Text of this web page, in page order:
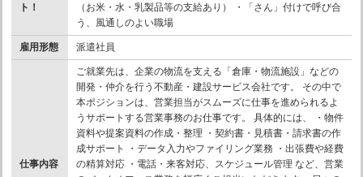
ト！
（お米・水・乳製品等の支給あり） ・「さん」付けで呼び合
う、風通しのよい職場
雇用形態 派遣社員
仕事内容
ご就業先は、企業の物流を支える「倉庫・物流施設」などの
開発・仲介を行う不動産・建設サービス会社です。 その中で
本ポジションは、営業担当がスムーズに仕事を進められるよ
うサポートする営業事務のお仕事です。 具体的には、 ・物件
資料や提案資料の作成・整理 ・契約書・見積書・請求書の作
成サポート ・データ入力やファイリング業務 ・出張費や経費
の精算対応 ・電話・来客対応、スケジュール管理 など、営業